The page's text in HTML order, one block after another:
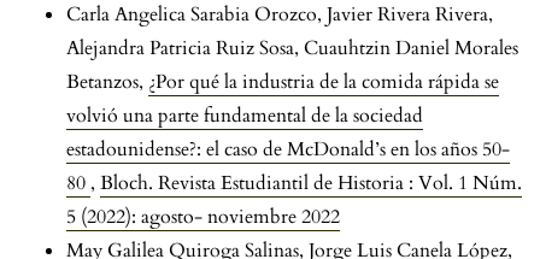
Carla Angelica Sarabia Orozco, Javier Rivera Rivera,
Alejandra Patricia Ruiz Sosa, Cuauhtzin Daniel Morales
Betanzos, ¿Por qué la industria de la comida rápida se
volvió una parte fundamental de la sociedad
estadounidense?: el caso de McDonald’s en los años 50-
80 , Bloch. Revista Estudiantil de Historia : Vol. 1 Núm.
5 (2022): agosto- noviembre 2022
May Galilea Quiroga Salinas, Jorge Luis Canela López,